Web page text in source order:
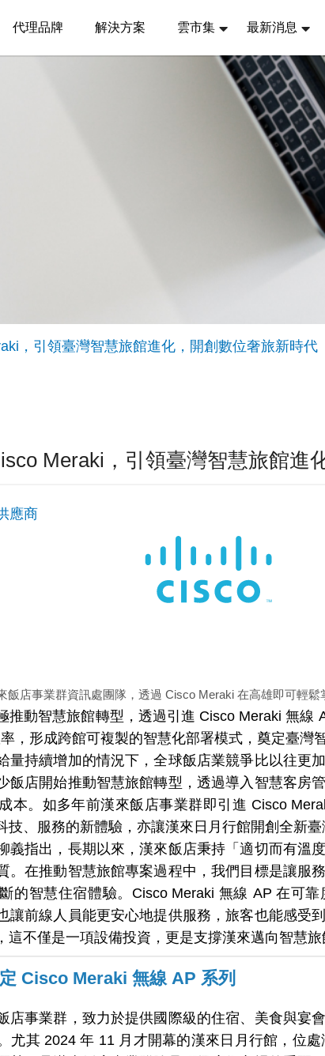
代理品牌 解決方案 雲市集 最新消息
，引領臺灣智慧旅館進化，開創數位奢旅新時代
Meraki，引領臺灣智慧旅館進
應商
飯店事業群資訊處團隊，透過 Cisco Meraki 在高雄即可輕鬆
推動智慧旅館轉型，透過引進 Cisco Meraki 無線
，形成跨館可複製的智慧化部署模式，奠定臺灣
量持續增加的情況下，全球飯店業競爭比以往更
飯店開始推動智慧旅館轉型，透過導入智慧客房
本。如多年前漢來飯店事業群即引進 Cisco
、服務的新體驗，亦讓漢來日月行館開創全新臺
義指出，長期以來，漢來飯店秉持「適切而有溫
。在推動智慧旅館專案過程中，我們目標是讓服
的智慧住宿體驗。Cisco Meraki 無線 AP 在可
讓前線人員能更安心地提供服務，旅客也能感受
這不僅是一項設備投資，更是支撐漢來邁向智慧旅
Cisco Meraki 無線 AP 系列
店事業群，致力於提供國際級的住宿、美食與宴
尤其 2024 年 11 月才開幕的漢來日月行館，位